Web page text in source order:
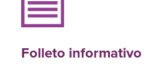
Folleto informativo